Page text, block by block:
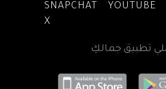
SNAPCHAT
YOUTUBE
X
تطبيق جمالكِ